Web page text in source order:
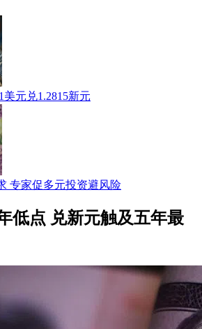
元兑1.2815新元
专家促多元投资避风险
低点 兑新元触及五年最